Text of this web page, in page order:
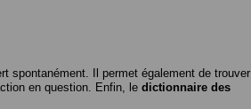
spontanément. Il permet également de trouver
en question. Enfin, le dictionnaire des